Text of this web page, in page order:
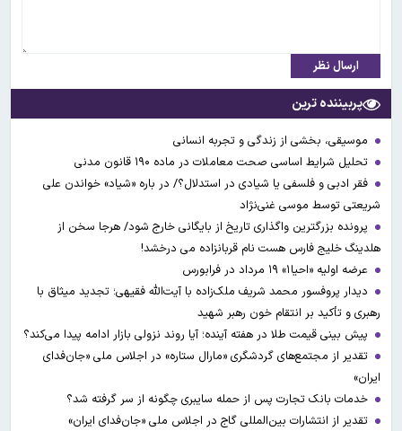
ارسال نظر
پربیننده ترین
موسیقی، بخشی از زندگی و تجربه انسانی
تحلیل شرایط اساسی صحت معاملات در ماده ۱۹۰ قانون مدنی
فقر ادبی و فلسفی یا شیادی در استدلال؟/ در باره «شیاد» خواندن علی
شریعتی توسط موسی غنی‌نژاد
پرونده بزرگترین واگذاری تاریخ از بایگانی خارج شود/ هرجا سخن از
هلدینگ خلیج فارس هست نام قربانزاده می درخشد!
عرضه اولیه «احیا۱» ۱۹ مرداد در فرابورس
دیدار پروفسور محمد شریف ملک‌زاده با آیت‌الله فقیهی؛ تجدید میثاق با
رهبری و تأکید بر انتقام خون رهبر شهید
پیش بینی قیمت طلا در هفته آینده؛ آیا روند نزولی بازار ادامه پیدا می‌کند؟
تقدیر از مجتمع‌های گردشگری «مارال ستاره» در اجلاس ملی «جان‌فدای
ایران»
خدمات بانک تجارت پس از حمله سایبری چگونه از سر گرفته شد؟
تقدیر از انتشارات بین‌المللی گاج در اجلاس ملی «جان‌فدای ایران»